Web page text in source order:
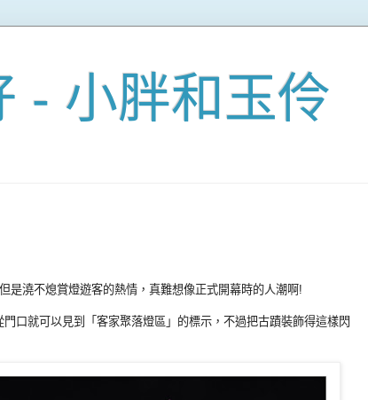
- 小胖和玉伶
是澆不熄賞燈遊客的熱情，真難想像正式開幕時的人潮啊!
口就可以見到「客家聚落燈區」的標示，不過把古蹟裝飾得這樣閃